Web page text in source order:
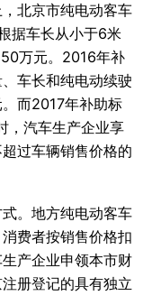
北京市纯电动客车
据车长从小于6米
万元。2016年补
车长和纯电动续驶
而2017年补助标
，汽车生产企业享
过车辆销售价格的
。地方纯电动客车
费者按销售价格扣
产企业申领本市财
册登记的具有独立